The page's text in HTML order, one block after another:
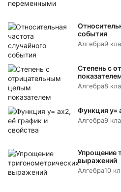
события
Алгебра9
Степень с
Алгебра8
Функция y=
Алгебра9
Упрощение
выражений
Алгебра10